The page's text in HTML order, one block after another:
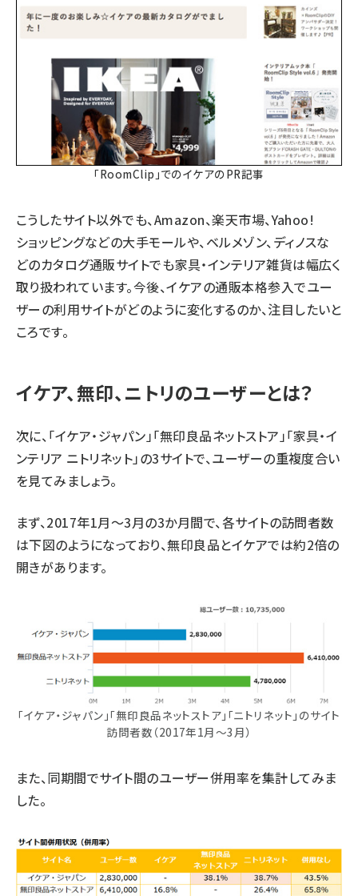
「RoomClip」でのイケアのPR記事
こうしたサイト以外でも、Amazon、楽天市場、Yahoo!
ショッピングなどの大手モールや、ベルメゾン、ディノスな
どのカタログ通販サイトでも家具・インテリア雑貨は幅広く
取り扱われています。今後、イケアの通販本格参入でユー
ザーの利用サイトがどのように変化するのか、注目したいと
ころです。
イケア、無印、ニトリのユーザーとは？
次に、「イケア・ジャパン」「無印良品ネットストア」「家具・イ
ンテリア ニトリネット」の3サイトで、ユーザーの重複度合い
を見てみましょう。
まず、2017年1月～3月の3か月間で、各サイトの訪問者数
は下図のようになっており、無印良品とイケアでは約2倍の
開きがあります。
「イケア・ジャパン」「無印良品ネットストア」「ニトリネット」のサイト
訪問者数（2017年1月～3月）
また、同期間でサイト間のユーザー併用率を集計してみま
した。